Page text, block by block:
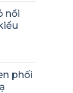
nổi
phối